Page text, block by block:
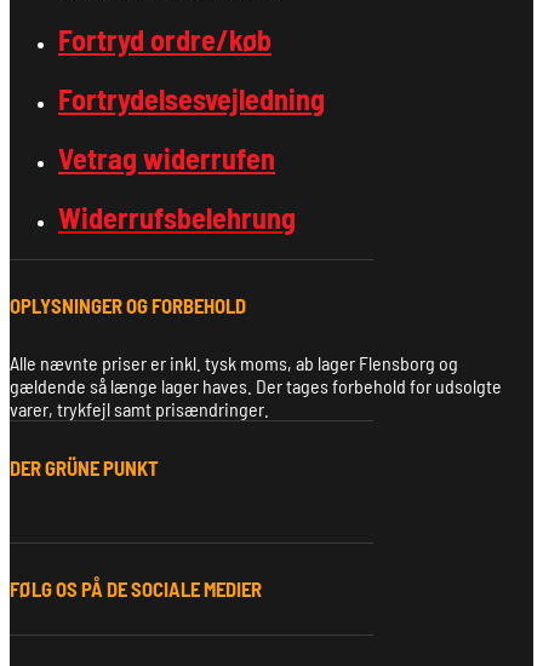
Fortryd ordre/køb
Fortrydelsesvejledning
Vetrag widerrufen
Widerrufsbelehrung
OPLYSNINGER OG FORBEHOLD
Alle nævnte priser er inkl. tysk moms, ab lager Flensborg og
gældende så længe lager haves. Der tages forbehold for udsolgte
varer, trykfejl samt prisændringer.
DER GRÜNE PUNKT
FØLG OS PÅ DE SOCIALE MEDIER